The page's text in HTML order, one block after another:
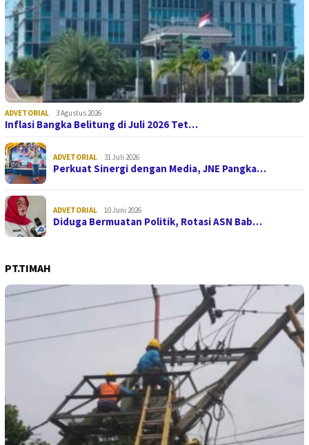
ADVETORIAL 3 Agustus 2026
Inflasi Bangka Belitung di Juli 2026 Tet…
ADVETORIAL 31 Juli 2026
Perkuat Sinergi dengan Media, JNE Pangka…
ADVETORIAL 10 Juni 2026
Diduga Bermuatan Politik, Rotasi ASN Bab…
PT.TIMAH